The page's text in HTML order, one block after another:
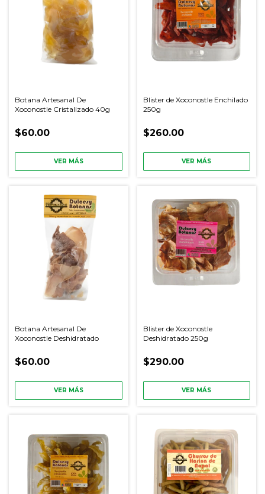
Botana Artesanal De
Xoconostle Cristalizado 40g
$60.00
VER MÁS
Blister de Xoconostle Enchilado
250g
$260.00
VER MÁS
Botana Artesanal De
Xoconostle Deshidratado
$60.00
VER MÁS
Blister de Xoconostle
Deshidratado 250g
$290.00
VER MÁS